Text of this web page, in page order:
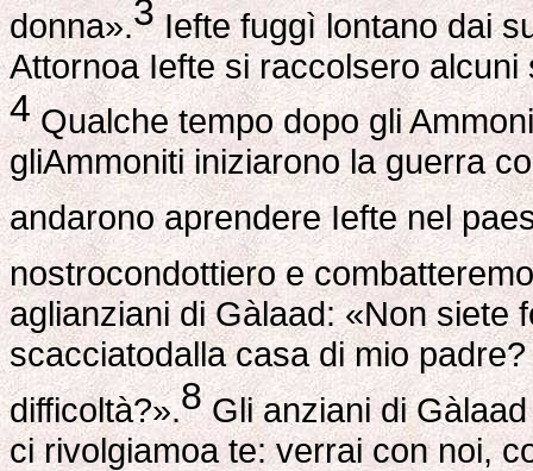
donna».3Iefte fuggì lontano dai
Attornoa Iefte si raccolsero
4Qualche tempo dopo gli
gliAmmoniti iniziarono la guerra
andarono aprendere Iefte nel
nostrocondottiero e
aglianziani di Gàlaad: «Non siete
scacciatodalla casa di mio
difficoltà?».8Gli anziani di
ci rivolgiamoa te: verrai con noi,